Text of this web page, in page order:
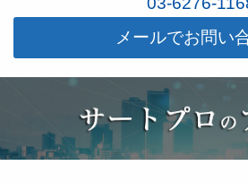
メールでお問い